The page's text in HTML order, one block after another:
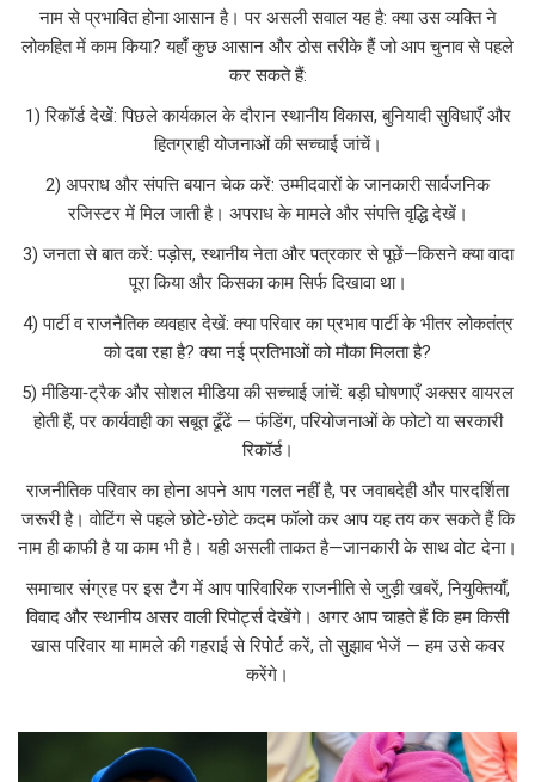
नाम से प्रभावित होना आसान है। पर असली सवाल यह है: क्या उस व्यक्ति ने
लोकहित में काम किया? यहाँ कुछ आसान और ठोस तरीके हैं जो आप चुनाव से पहले
कर सकते हैं:
1) रिकॉर्ड देखें: पिछले कार्यकाल के दौरान स्थानीय विकास, बुनियादी सुविधाएँ और
हितग्राही योजनाओं की सच्चाई जांचें।
2) अपराध और संपत्ति बयान चेक करें: उम्मीदवारों के जानकारी सार्वजनिक
रजिस्टर में मिल जाती है। अपराध के मामले और संपत्ति वृद्धि देखें।
3) जनता से बात करें: पड़ोस, स्थानीय नेता और पत्रकार से पूछें—किसने क्या वादा
पूरा किया और किसका काम सिर्फ दिखावा था।
4) पार्टी व राजनैतिक व्यवहार देखें: क्या परिवार का प्रभाव पार्टी के भीतर लोकतंत्र
को दबा रहा है? क्या नई प्रतिभाओं को मौका मिलता है?
5) मीडिया‑ट्रैक और सोशल मीडिया की सच्चाई जांचें: बड़ी घोषणाएँ अक्सर वायरल
होती हैं, पर कार्यवाही का सबूत ढूँढें — फंडिंग, परियोजनाओं के फोटो या सरकारी
रिकॉर्ड।
राजनीतिक परिवार का होना अपने आप गलत नहीं है, पर जवाबदेही और पारदर्शिता
जरूरी है। वोटिंग से पहले छोटे‑छोटे कदम फॉलो कर आप यह तय कर सकते हैं कि
नाम ही काफी है या काम भी है। यही असली ताकत है—जानकारी के साथ वोट देना।
समाचार संग्रह पर इस टैग में आप पारिवारिक राजनीति से जुड़ी खबरें, नियुक्तियाँ,
विवाद और स्थानीय असर वाली रिपोर्ट्स देखेंगे। अगर आप चाहते हैं कि हम किसी
खास परिवार या मामले की गहराई से रिपोर्ट करें, तो सुझाव भेजें — हम उसे कवर
करेंगे।